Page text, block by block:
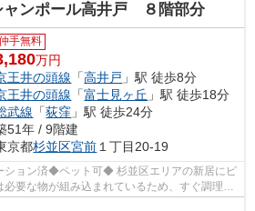
ャンポール高井戸 ８階部分
手無料
万円
王井の頭線 「高井戸 」駅 徒歩8分
王井の頭線 「富士見ヶ丘 」駅 徒歩18分
武線 「荻窪 」駅 徒歩24分
51年 / 9階建
京都杉並区宮前 １丁目20-19
ョン済◆ペット可◆ 杉並区エリアの新居にピ
必要な物が組み込まれているため、すぐ調理で
できる中古...